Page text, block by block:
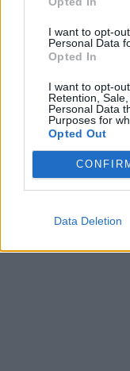
I want to opt-
Personal Data
Opted In
I want to opt-
Retention,
Personal Data
Purposes for
Opted Out
Data Deletion
PartagerFacebook
Enfant
Vidéos